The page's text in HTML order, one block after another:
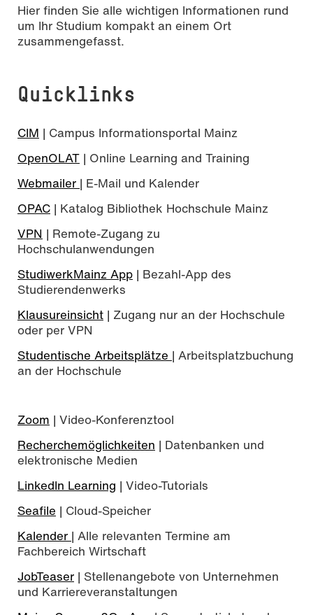
Hier finden Sie alle wichtigen Informationen rund
um Ihr Studium kompakt an einem Ort
zusammengefasst.
Quicklinks
CIM | Campus Informationsportal Mainz
OpenOLAT | Online Learning and Training
Webmailer | E-Mail und Kalender
OPAC | Katalog Bibliothek Hochschule Mainz
VPN | Remote-Zugang zu
Hochschulanwendungen
StudiwerkMainz App | Bezahl-App des
Studierendenwerks
Klausureinsicht | Zugang nur an der Hochschule
oder per VPN
Studentische Arbeitsplätze | Arbeitsplatzbuchung
an der Hochschule
Zoom | Video-Konferenztool
Recherchemöglichkeiten | Datenbanken und
elektronische Medien
LinkedIn Learning | Video-Tutorials
Seafile | Cloud-Speicher
Kalender | Alle relevanten Termine am
Fachbereich Wirtschaft
JobTeaser | Stellenangebote von Unternehmen
und Karriereveranstaltungen